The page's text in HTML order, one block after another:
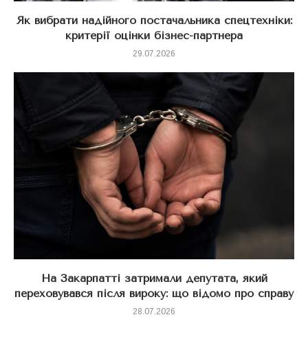
Як вибрати надійного постачальника спецтехніки:
критерії оцінки бізнес-партнера
29.07.2026
На Закарпатті затримали депутата, який
переховувався після вироку: що відомо про справу
28.07.2026